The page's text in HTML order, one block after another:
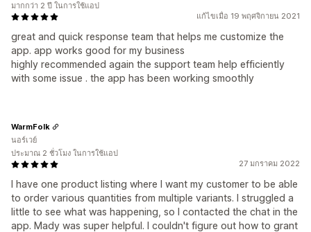
แก้ไขเมื่อ 19 พฤศจิกายน 2021
great and quick response team that helps me customize the
app. app works good for my business
highly recommended again the support team help efficiently
with some issue . the app has been working smoothly
มากกว่า 2 ปี ในการใช้แอป
27 มกราคม 2022
I have one product listing where I want my customer to be able
to order various quantities from multiple variants. I struggled a
little to see what was happening, so I contacted the chat in the
app. Mady was super helpful. I couldn't figure out how to grant
WarmFolk
นอร์เวย์
ประมาณ 2 ชั่วโมง ในการใช้แอป